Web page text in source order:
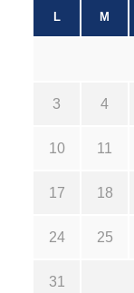
L M
3 4
10 11
17 18
24 25
31